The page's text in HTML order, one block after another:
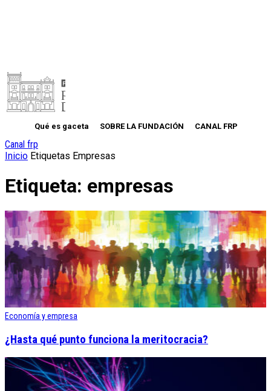
Qué es gaceta SOBRE LA FUNDACIÓN CANAL FRP
Canal frp
Inicio Etiquetas Empresas
Etiqueta: empresas
Economía y empresa
¿Hasta qué punto funciona la meritocracia?